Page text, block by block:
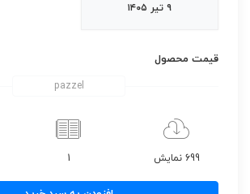
۹ تیر ۱۴۰۵
قیمت محصول
pazzel
699 نمایش 1